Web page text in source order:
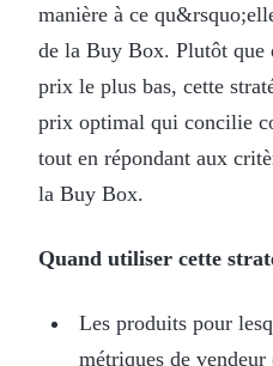
manière à ce
de la Buy Box. Plutôt que
prix le plus bas, cette
prix optimal qui concilie
tout en répondant aux
la Buy Box.
Quand utiliser cette
Les produits pour
métriques de